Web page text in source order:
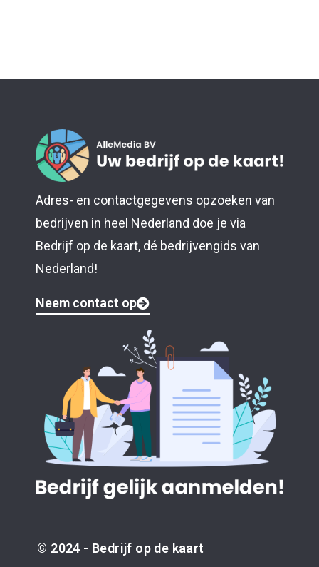
Adres- en contactgegevens opzoeken van
bedrijven in heel Nederland doe je via
Bedrijf op de kaart, dé bedrijvengids van
Nederland!
Neem contact op
© 2024 - Bedrijf op de kaart